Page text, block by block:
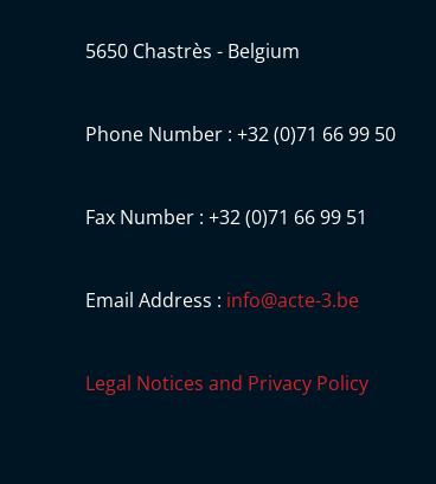
5650 Chastrès - Belgium
Phone Number : +32 (0)71 66 99 50
Fax Number : +32 (0)71 66 99 51
Email Address : info@acte-3.be
Legal Notices and Privacy Policy